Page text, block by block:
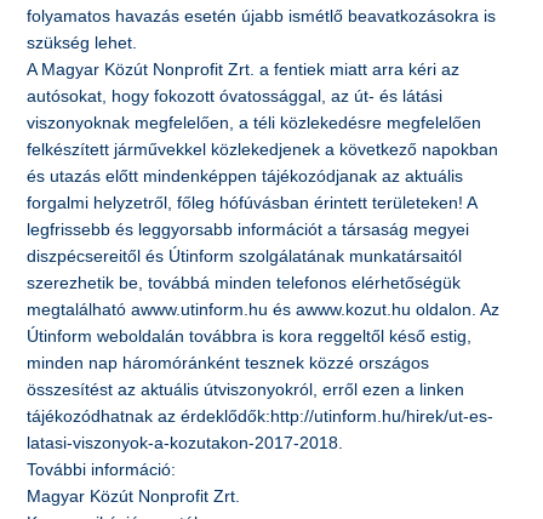
folyamatos havazás esetén újabb ismétlő beavatkozásokra is
szükség lehet.
A Magyar Közút Nonprofit Zrt. a fentiek miatt arra kéri az
autósokat, hogy fokozott óvatossággal, az út- és látási
viszonyoknak megfelelően, a téli közlekedésre megfelelően
felkészített járművekkel közlekedjenek a következő napokban
és utazás előtt mindenképpen tájékozódjanak az aktuális
forgalmi helyzetről, főleg hófúvásban érintett területeken! A
legfrissebb és leggyorsabb információt a társaság megyei
diszpécsereitől és Útinform szolgálatának munkatársaitól
szerezhetik be, továbbá minden telefonos elérhetőségük
megtalálható awww.utinform.hu és awww.kozut.hu oldalon. Az
Útinform weboldalán továbbra is kora reggeltől késő estig,
minden nap háromóránként tesznek közzé országos
összesítést az aktuális útviszonyokról, erről ezen a linken
tájékozódhatnak az érdeklődők:http://utinform.hu/hirek/ut-es-
latasi-viszonyok-a-kozutakon-2017-2018.
További információ:
Magyar Közút Nonprofit Zrt.